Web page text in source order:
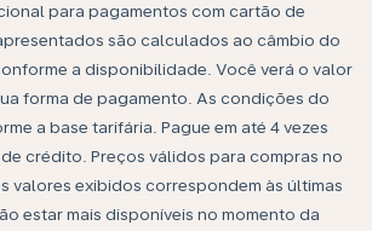
para pagamentos com cartão de
são calculados ao câmbio do
a disponibilidade. Você verá o valor
forma de pagamento. As condições do
a base tarifária. Pague em até 4 vezes
crédito. Preços válidos para compras no
valores exibidos correspondem às últimas
estar mais disponíveis no momento da